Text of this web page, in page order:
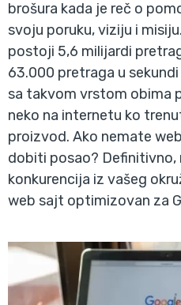
brošura kada je reč o
svoju poruku, viziju i
postoji 5,6 milijardi
63.000 pretraga u
sa takvom vrstom obima
neko na internetu ko
proizvod. Ako nemate
dobiti posao? Definitivno,
konkurencija iz vašeg
web sajt optimizovan za